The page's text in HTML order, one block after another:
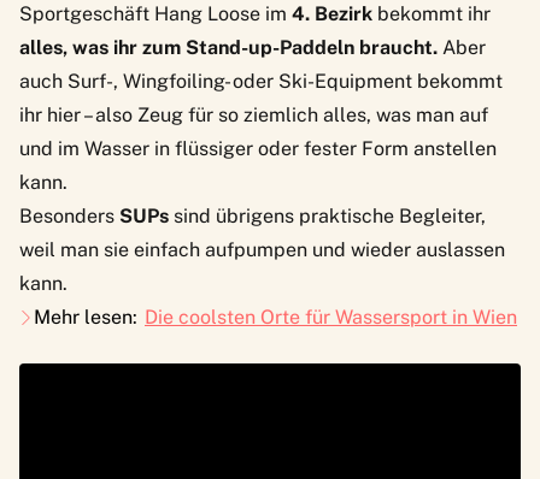
Sportgeschäft Hang Loose im 4. Bezirk bekommt ihr
alles, was ihr zum Stand-up-Paddeln braucht. Aber
auch Surf-, Wingfoiling- oder Ski-Equipment bekommt
ihr hier – also Zeug für so ziemlich alles, was man auf
und im Wasser in flüssiger oder fester Form anstellen
kann.
Besonders SUPs sind übrigens praktische Begleiter,
weil man sie einfach aufpumpen und wieder auslassen
kann.
Mehr lesen: Die coolsten Orte für Wassersport in Wien